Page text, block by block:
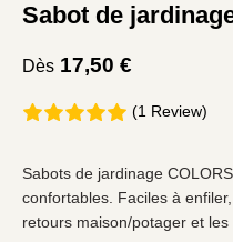
Sabot de
Dès 17,50 €
(1 Review)
Sabots de jardinage
confortables. Faciles à
retours maison/potager et les